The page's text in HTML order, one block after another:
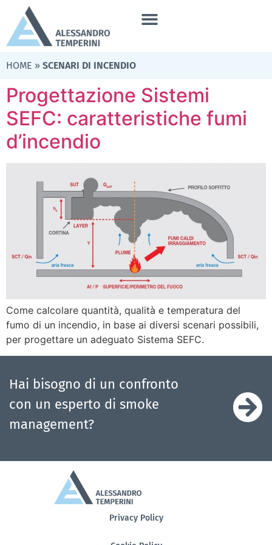
HOME » SCENARI DI INCENDIO
Progettazione Sistemi
SEFC: caratteristiche fumi
d’incendio
Come calcolare quantità, qualità e temperatura del
fumo di un incendio, in base ai diversi scenari possibili,
per progettare un adeguato Sistema SEFC.
Hai bisogno di un confronto
con un esperto di smoke
management?
Privacy Policy